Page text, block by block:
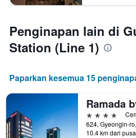
Penginapan lain di
Station (Line 1)
Paparkan kesemua 15
4 bintang
10.4 km dari